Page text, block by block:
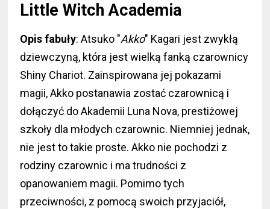
Little Witch Academia
Opis fabuły: Atsuko "Akko" Kagari jest zwykłą
dziewczyną, która jest wielką fanką czarownicy
Shiny Chariot. Zainspirowana jej pokazami
magii, Akko postanawia zostać czarownicą i
dołączyć do Akademii Luna Nova, prestiżowej
szkoły dla młodych czarownic. Niemniej jednak,
nie jest to takie proste. Akko nie pochodzi z
rodziny czarownic i ma trudności z
opanowaniem magii. Pomimo tych
przeciwności, z pomocą swoich przyjaciół,